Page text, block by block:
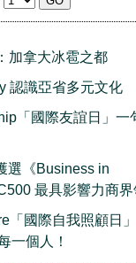
加拿大冰雹之都
認識亞省多元文化
「國際友誼日」一
選《Business in
最具影響力商
「國際自我照顧日
一個人！